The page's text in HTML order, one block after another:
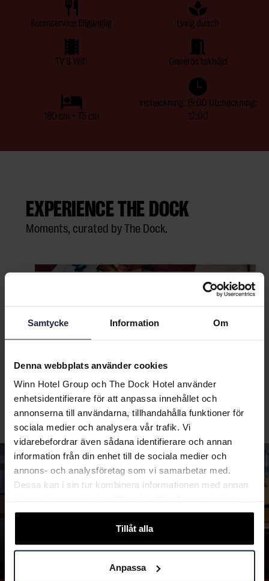
Samtycke Information Om
Denna webbplats använder cookies
Winn Hotel Group och The Dock Hotel använder
enhetsidentifierare för att anpassa innehållet och
annonserna till användarna, tillhandahålla funktioner för
sociala medier och analysera vår trafik. Vi
vidarebefordrar även sådana identifierare och annan
information från din enhet till de sociala medier och
annons- och analysföretag som vi samarbetar med.
Dessa kan i sin tur kombinera informationen med annan
samlat in när du har använt deras tjänster.
Tillåt alla
Anpassa
Roomservice tillgänglig Lyxig dusch
TV & Wifi Generös takhöjd
180 cm + 75 cm
Incheckning: 15:00 Utcheckning:
12:00
EXPERIENCE THE DOCK
Moments, curated by The Dock.